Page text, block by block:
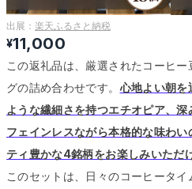
出展： 楽天ふるさと納税
¥11,000
この返礼品は、厳選されたコーヒ
グの詰め合わせです。 心地よい朝を
ような繊細さを持つエチオピア、
フェインレスながら本格的な味わ
ティ豊かな4銘柄をお楽しみいただ
このセットは、日々のコーヒータ